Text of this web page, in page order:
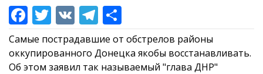
Самые пострадавшие от обстрелов районы
оккупированного Донецка якобы восстанавливать.
Об этом заявил так называемый "глава ДНР"